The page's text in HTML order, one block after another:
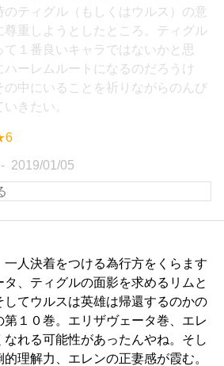
のティグル（もしくはウルス）の意
尊重しようとしたところ。ティグル
て１番良いキャラではないかと思
ハーレムルートになるのだろうけ
の中にいることを祈りながらのんび
きたい。
2019/01/05
着をつける為行方をくらます
タ、ティグルの面影を求めるリムと
してウルスは英雄は帰還するのかの
第１０巻。エリザヴェータ巻、エレ
なれる可能性があったんやね。そし
理解力、エレンの正妻感が霞む。